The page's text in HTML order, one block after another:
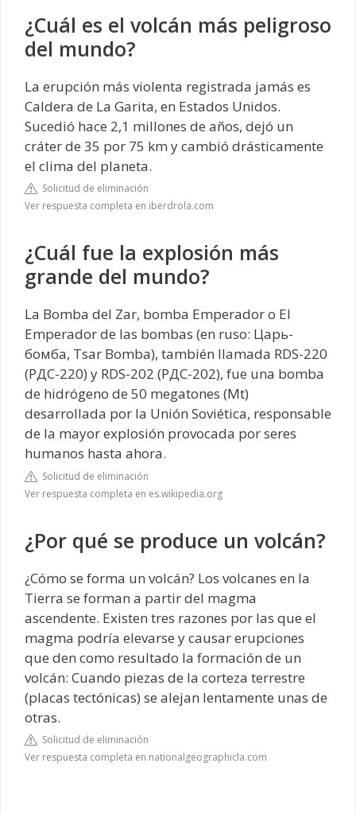
¿Cuál es el volcán más peligroso
del mundo?
La erupción más violenta registrada jamás es
Caldera de La Garita, en Estados Unidos.
Sucedió hace 2,1 millones de años, dejó un
cráter de 35 por 75 km y cambió drásticamente
el clima del planeta.
Solicitud de eliminación
Ver respuesta completa en iberdrola.com
¿Cuál fue la explosión más
grande del mundo?
La Bomba del Zar, bomba Emperador o El
Emperador de las bombas (en ruso: Царь-
бомба, Tsar Bomba), también llamada RDS-220
(РДС-220) y RDS-202 (РДС-202), fue una bomba
de hidrógeno de 50 megatones (Mt)
desarrollada por la Unión Soviética, responsable
de la mayor explosión provocada por seres
humanos hasta ahora.
Solicitud de eliminación
Ver respuesta completa en es.wikipedia.org
¿Por qué se produce un volcán?
¿Cómo se forma un volcán? Los volcanes en la
Tierra se forman a partir del magma
ascendente. Existen tres razones por las que el
magma podría elevarse y causar erupciones
que den como resultado la formación de un
volcán: Cuando piezas de la corteza terrestre
(placas tectónicas) se alejan lentamente unas de
otras.
Solicitud de eliminación
Ver respuesta completa en nationalgeographicla.com